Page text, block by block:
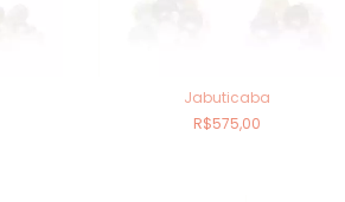
Jabuticaba
R$575,00